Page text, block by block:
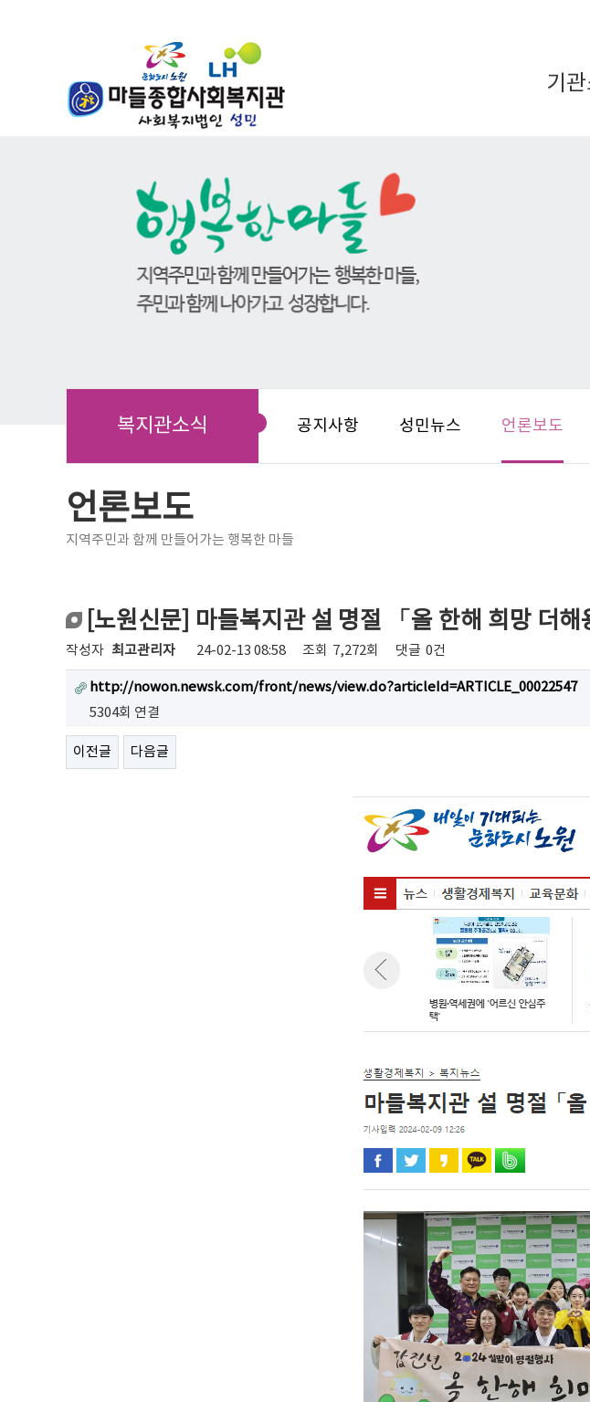
기
복지관소식 공지사항 성민뉴스 언론보도
언론보도
지역주민과 함께 만들어가는 행복한 마들
[노원신문] 마들복지관 설 명절 「올 한해 희망 더해
작성자 최고관리자 24-02-13 08:58 조회 7,272회 댓글 0건
http://nowon.newsk.com/front/news/view.do?articleId=ARTICLE_00022547
5304회 연결
이전글 다음글